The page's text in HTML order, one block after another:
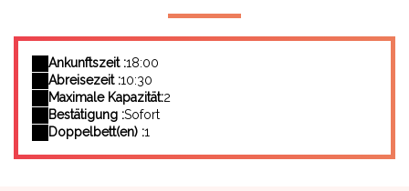
Ankunftszeit :18:00
Abreisezeit :10:30
Maximale Kapazität:2
Bestätigung :Sofort
Doppelbett(en) :1